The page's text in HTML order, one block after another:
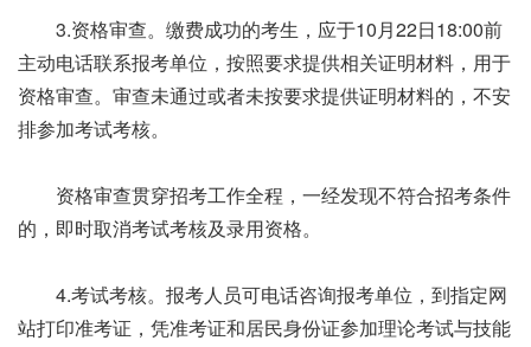
3.资格审查。缴费成功的考生，应于10月22日18:00前
主动电话联系报考单位，按照要求提供相关证明材料，用于
资格审查。审查未通过或者未按要求提供证明材料的，不安
排参加考试考核。
资格审查贯穿招考工作全程，一经发现不符合招考条件
的，即时取消考试考核及录用资格。
4.考试考核。报考人员可电话咨询报考单位，到指定网
站打印准考证，凭准考证和居民身份证参加理论考试与技能